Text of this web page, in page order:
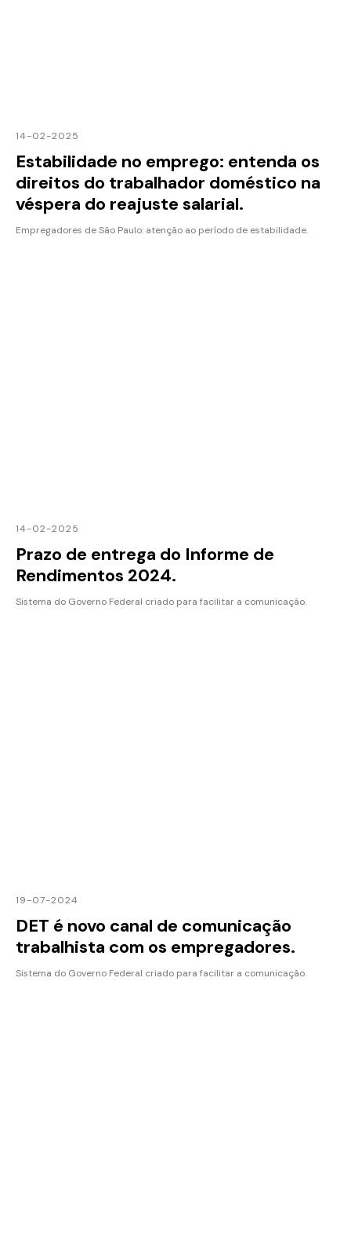
14-02-2025
Estabilidade no emprego: entenda os
direitos do trabalhador doméstico na
véspera do reajuste salarial.
Empregadores de São Paulo: atenção ao período de estabilidade.
14-02-2025
Prazo de entrega do Informe de
Rendimentos 2024.
Sistema do Governo Federal criado para facilitar a comunicação.
19-07-2024
DET é novo canal de comunicação
trabalhista com os empregadores.
Sistema do Governo Federal criado para facilitar a comunicação.